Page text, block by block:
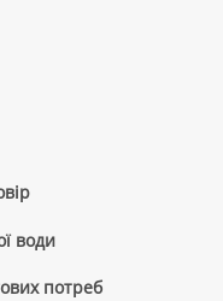
води
потреб